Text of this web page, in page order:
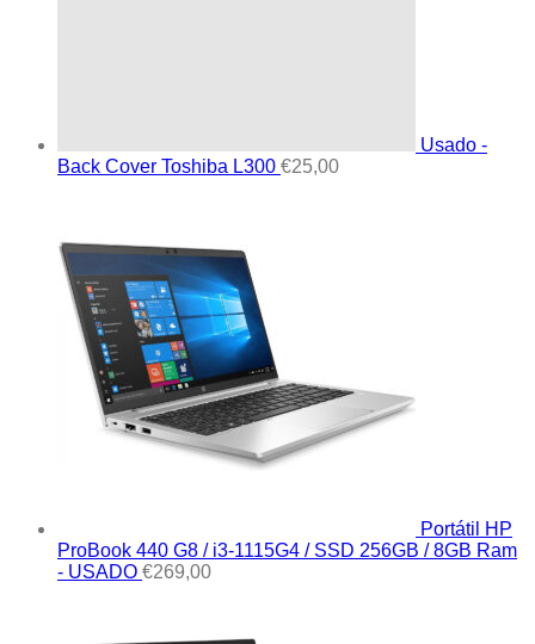
Usado -
Back Cover Toshiba L300 €25,00
Portátil HP
ProBook 440 G8 / i3-1115G4 / SSD 256GB / 8GB Ram
- USADO €269,00